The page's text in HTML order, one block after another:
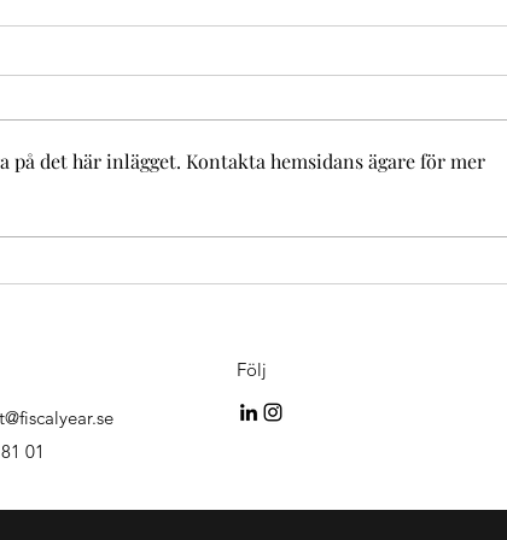
det här inlägget. Kontakta hemsidans ägare för mer
01
Följ